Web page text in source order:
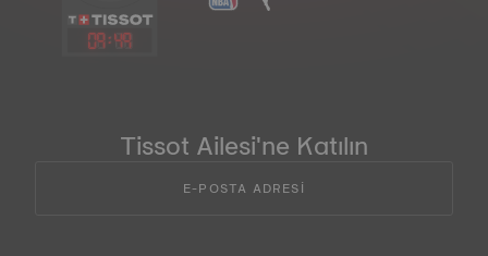
09:49
Tissot Ailesi'ne Katılın
E-POSTA ADRESİ